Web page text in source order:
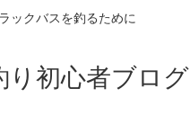
ックバスを釣るために
り初心者ブログ